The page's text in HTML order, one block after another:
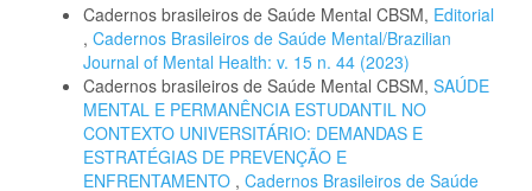
Cadernos brasileiros de Saúde Mental CBSM, Editorial
, Cadernos Brasileiros de Saúde Mental/Brazilian
Journal of Mental Health: v. 15 n. 44 (2023)
Cadernos brasileiros de Saúde Mental CBSM, SAÚDE
MENTAL E PERMANÊNCIA ESTUDANTIL NO
CONTEXTO UNIVERSITÁRIO: DEMANDAS E
ESTRATÉGIAS DE PREVENÇÃO E
ENFRENTAMENTO , Cadernos Brasileiros de Saúde